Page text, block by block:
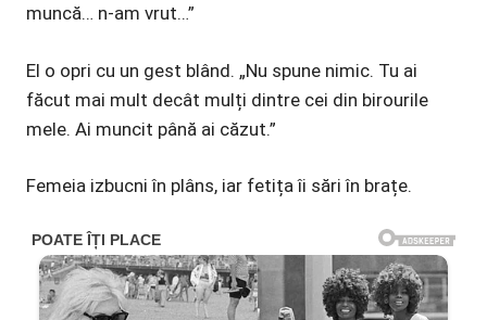
muncă… n-am vrut…”
El o opri cu un gest blând. „Nu spune nimic. Tu ai
făcut mai mult decât mulți dintre cei din birourile
mele. Ai muncit până ai căzut.”
Femeia izbucni în plâns, iar fetița îi sări în brațe.